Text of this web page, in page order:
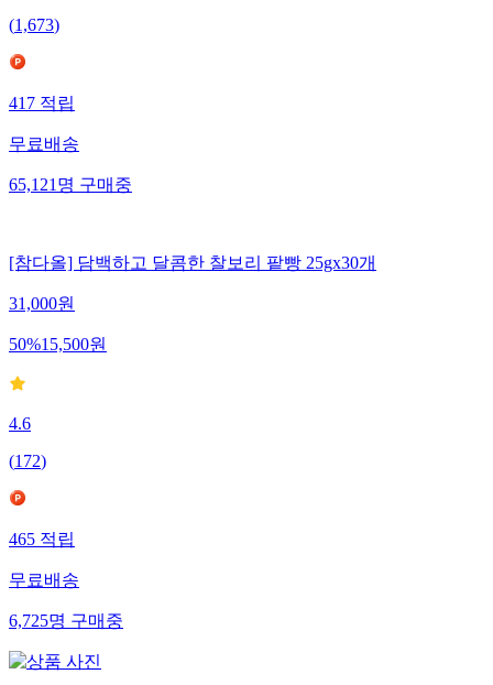
(1,673)
417 적립
무료배송
65,121 명 구매중
[참다올] 담백하고 달콤한 찰보리 팥빵 25gx30개
31,000원
50%15,500원
4.6
(172)
465 적립
무료배송
6,725명 구매중